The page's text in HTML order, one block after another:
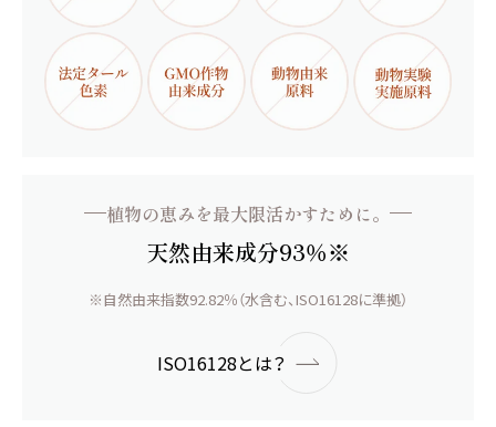
植物の恵みを最大限活かすために。
天然由来成分93％※
※自然由来指数92.82％（水含む、ISO16128に準拠）
ISO16128とは？